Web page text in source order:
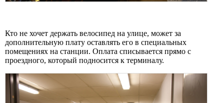
Кто не хочет держать велосипед на улице, может за
дополнительную плату оставлять его в специальных
помещениях на станции. Оплата списывается прямо с
проездного, который подносится к терминалу.